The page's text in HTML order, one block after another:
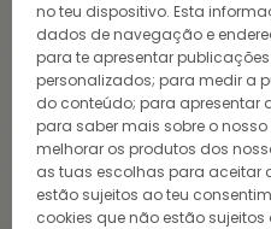
no teu dispositivo. Esta
dados de navegação e
para te apresentar
personalizados; para medir a
do conteúdo; para apresentar
para saber mais sobre o
melhorar os produtos dos
as tuas escolhas para aceitar
estão sujeitos ao teu
cookies que não estão